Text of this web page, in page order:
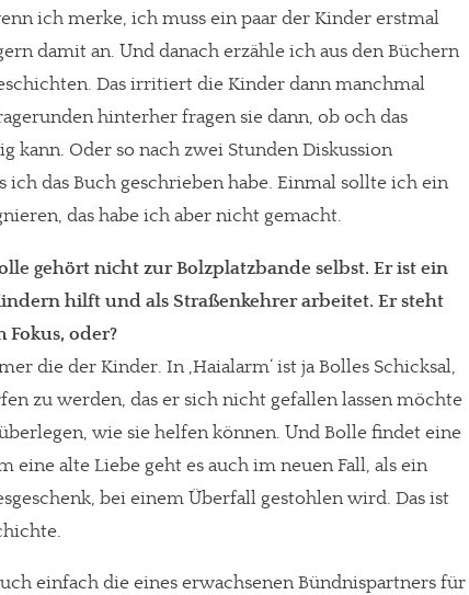
erledigt!
ich merke, ich muss ein paar der Kinder erstmal
damit an. Und danach erzähle ich aus den Büchern
Das irritiert die Kinder dann manchmal
hinterher fragen sie dann, ob och das
kann. Oder so nach zwei Stunden Diskussion
ich das Buch geschrieben habe. Einmal sollte ich ein
das habe ich aber nicht gemacht.
gehört nicht zur Bolzplatzbande selbst. Er ist ein
hilft und als Straßenkehrer arbeitet. Er steht
Fokus, oder?
die der Kinder. In ‚Haialarm‘ ist ja Bolles Schicksal,
zu werden, das er sich nicht gefallen lassen möchte
wie sie helfen können. Und Bolle findet eine
eine alte Liebe geht es auch im neuen Fall, als ein
bei einem Überfall gestohlen wird. Das ist
einfach die eines erwachsenen Bündnispartners für